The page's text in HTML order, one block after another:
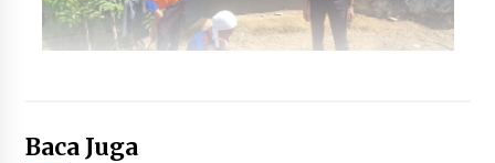
Baca Juga